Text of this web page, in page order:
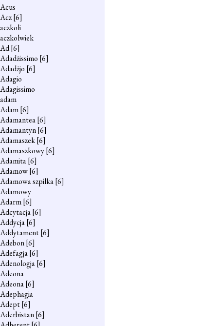
Acus
Acz[6]
aczkoli
aczkolwiek
Ad[6]
Adadżissimo [6]
Adadżjo [6]
Adagio
Adagissimo
adam
Adam[6]
Adamantea[6]
Adamantyn[6]
Adamaszek[6]
Adamaszkowy[6]
Adamita[6]
Adamow[6]
Adamowa szpilka[6]
Adamowy
Adarm[6]
Adcytacja[6]
Addycja[6]
Addytament[6]
Adebon[6]
Adefagja[6]
Adenologja[6]
Adeona
Adeona[6]
Adephagia
Adept[6]
Aderbistan[6]